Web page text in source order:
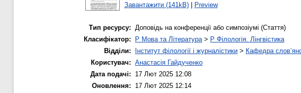
Завантажити (141kB)| Preview
Тип ресурсу: Доповідь на конференції або симпозіумі (Стаття)
Класифікатор:
P Мова та Література> P Філологія. Лінгвістика
Відділи:
Інститут філології і журналістики > Кафедра
Користувач: Анастасія Гайдученко
Дата подачі:
17 Лют 2025 12:08
Оновлення:
17 Лют 2025 12:14